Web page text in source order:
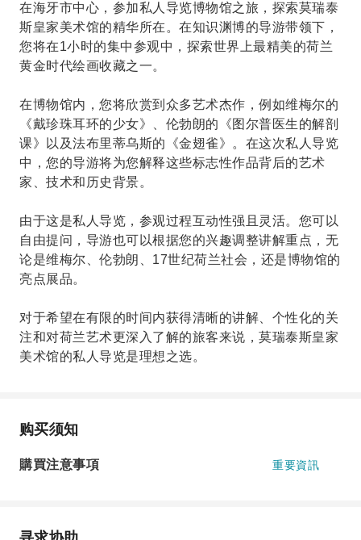
在海牙市中心，参加私人导览博物馆之旅，探索莫瑞泰
斯皇家美术馆的精华所在。在知识渊博的导游带领下，
您将在1小时的集中参观中，探索世界上最精美的荷兰
黄金时代绘画收藏之一。
在博物馆内，您将欣赏到众多艺术杰作，例如维梅尔的
《戴珍珠耳环的少女》、伦勃朗的《图尔普医生的解剖
课》以及法布里蒂乌斯的《金翅雀》。在这次私人导览
中，您的导游将为您解释这些标志性作品背后的艺术
家、技术和历史背景。
由于这是私人导览，参观过程互动性强且灵活。您可以
自由提问，导游也可以根据您的兴趣调整讲解重点，无
论是维梅尔、伦勃朗、17世纪荷兰社会，还是博物馆的
亮点展品。
对于希望在有限的时间内获得清晰的讲解、个性化的关
注和对荷兰艺术更深入了解的旅客来说，莫瑞泰斯皇家
美术馆的私人导览是理想之选。
购买须知
購買注意事項 重要資訊